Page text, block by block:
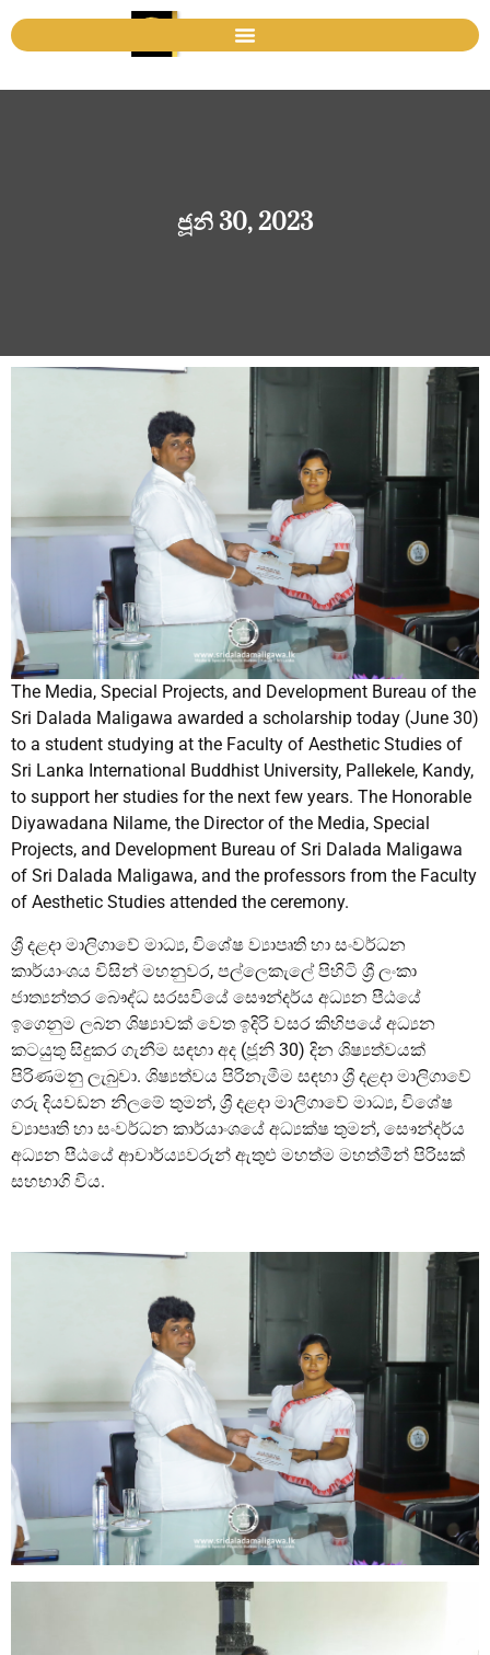
ජූනි 30, 2023
The Media, Special Projects, and Development Bureau of the
Sri Dalada Maligawa awarded a scholarship today (June 30)
to a student studying at the Faculty of Aesthetic Studies of
Sri Lanka International Buddhist University, Pallekele, Kandy,
to support her studies for the next few years. The Honorable
Diyawadana Nilame, the Director of the Media, Special
Projects, and Development Bureau of Sri Dalada Maligawa
of Sri Dalada Maligawa, and the professors from the Faculty
of Aesthetic Studies attended the ceremony.
ශ් රී දළදා මාලිගාවේ මාධ්ය, විශේෂ ව්ාපෘති හා සංවර්ධන
කාර්යාංශය විසින් මහනුවර, පල්ලෙකැලේ පිහිටි ශ් රී ලංකා
ජාත්යන්තර බෞද්ධ සරසවියේ සෞන්දර්ය අධ්යන පීඨයේ
ඉගෙනුම ලබන ශිෂ්යාවක් වෙත ඉදිරි වසර කිහිපයේ අධ්යන
කටයුතු සිදුකර ගැනීම සඳහා අද (ජූනි 30) දින ශිෂ්යත්වයක්
පිරිණමනු ලැබුවා. ශිෂ්යත්වය පිරිනැමීම සඳහා ශ් රී දළදා මාලිගාවේ
ගරු දියවඩන නිලමේ තුමන්, ශ් රී දළදා මාලිගාවේ මාධ්ය, විශේෂ
ව්ාපෘති හා සංවර්ධන කාර්යාංශයේ අධ්යක්ෂ තුමන්, සෞන්දර්ය
අධ්යන පීඨයේ ආචාර්ය්යවරුන් ඇතුළු මහත්ම මහත්මීන් පිරිසක්
සහභාගි විය.